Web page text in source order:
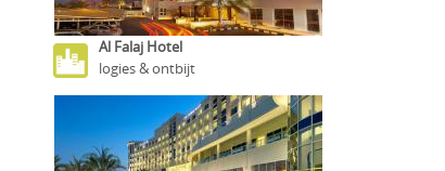
Al Falaj Hotel
logies & ontbijt